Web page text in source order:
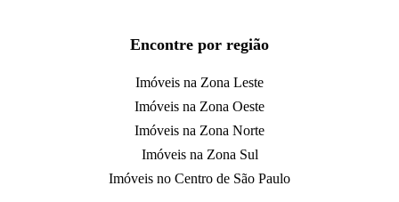
Encontre por região
Imóveis na Zona Leste
Imóveis na Zona Oeste
Imóveis na Zona Norte
Imóveis na Zona Sul
Imóveis no Centro de São Paulo